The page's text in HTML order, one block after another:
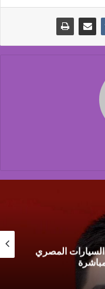
الجمركي ركيزة
الصادرات